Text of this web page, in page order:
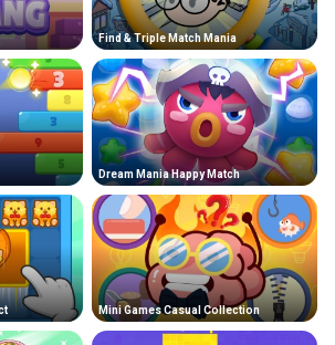
Find & Triple Match Mania
Dream Mania Happy Match
Mini Games Casual Collection